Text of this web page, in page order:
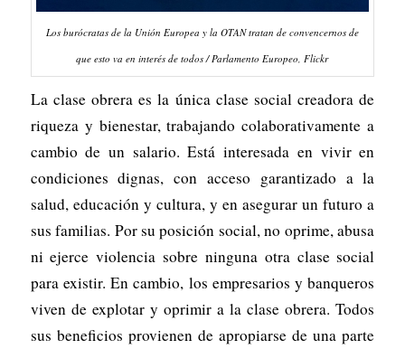
Los burócratas de la Unión Europea y la OTAN tratan de convencernos de
que esto va en interés de todos / Parlamento Europeo, Flickr
La clase obrera es la única clase social creadora de
riqueza y bienestar, trabajando colaborativamente a
cambio de un salario. Está interesada en vivir en
condiciones dignas, con acceso garantizado a la
salud, educación y cultura, y en asegurar un futuro a
sus familias. Por su posición social, no oprime, abusa
ni ejerce violencia sobre ninguna otra clase social
para existir. En cambio, los empresarios y banqueros
viven de explotar y oprimir a la clase obrera. Todos
sus beneficios provienen de apropiarse de una parte